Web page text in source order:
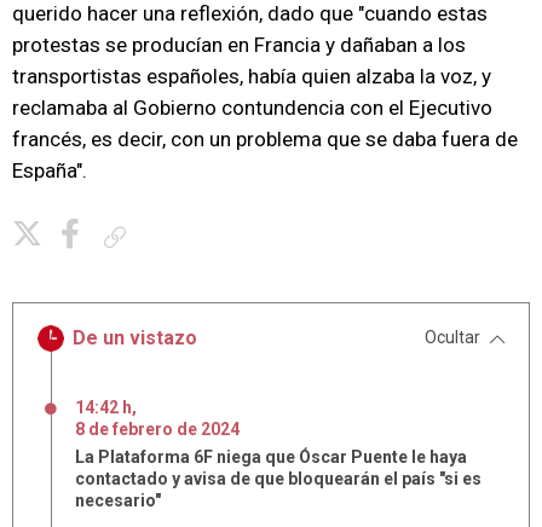
querido hacer una reflexión, dado que "cuando estas
protestas se producían en Francia y dañaban a los
transportistas españoles, había quien alzaba la voz, y
reclamaba al Gobierno contundencia con el Ejecutivo
francés, es decir, con un problema que se daba fuera de
España".
De un vistazo Ocultar
14:42 h,
8 defebrero de 2024
La Plataforma 6F niega que Óscar Puente le haya
contactado y avisa de que bloquearán el país "si es
necesario"